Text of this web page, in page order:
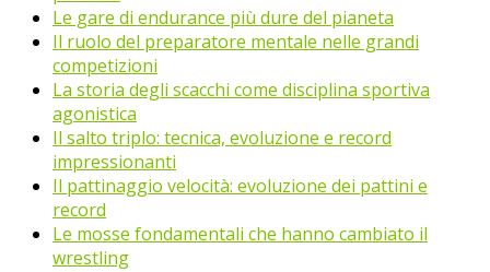
Le gare di endurance più dure del pianeta
Il ruolo del preparatore mentale nelle grandi
competizioni
La storia degli scacchi come disciplina sportiva
agonistica
Il salto triplo: tecnica, evoluzione e record
impressionanti
Il pattinaggio velocità: evoluzione dei pattini e
record
Le mosse fondamentali che hanno cambiato il
wrestling